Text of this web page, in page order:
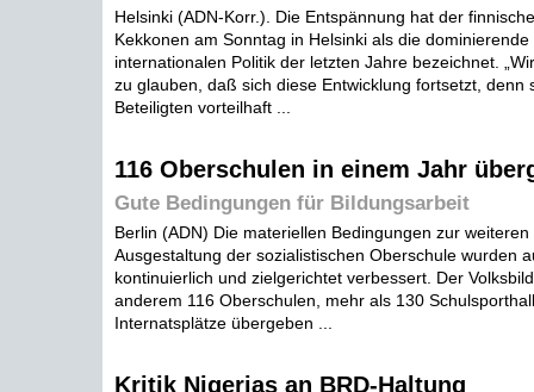
Helsinki (ADN-Korr.). Die Entspännung hat der
Kekkonen am Sonntag in Helsinki als die
internationalen Politik der letzten Jahre bezeichnet.
zu glauben, daß sich diese Entwicklung fortsetzt, denn
Beteiligten vorteilhaft ...
116 Oberschulen in einem Jahr
Gute Bedingungen für Bildungsarbeit
Berlin (ADN) Die materiellen Bedingungen zur weiteren
Ausgestaltung der sozialistischen Oberschule wurden
kontinuierlich und zielgerichtet verbessert. Der
anderem 116 Oberschulen, mehr als 130
Internatsplätze übergeben ...
Kritik Nigerias an BRD-Haltung